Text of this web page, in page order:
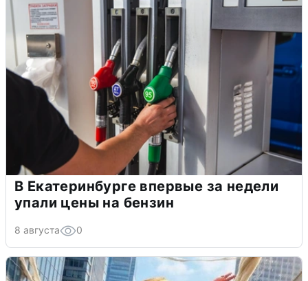
В Екатеринбурге впервые за недели
упали цены на бензин
8 августа 0